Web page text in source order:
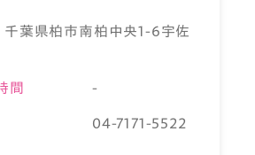
千葉県柏市南柏中央1-6宇佐
間 -
04-7171-5522